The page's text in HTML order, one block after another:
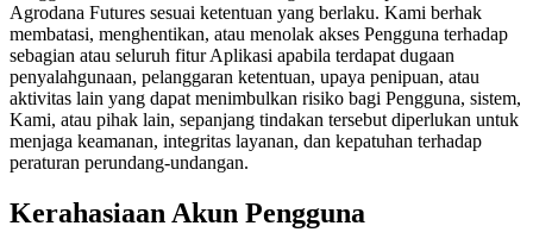
Agrodana Futures sesuai ketentuan yang berlaku. Kami berhak
membatasi, menghentikan, atau menolak akses Pengguna terhadap
sebagian atau seluruh fitur Aplikasi apabila terdapat dugaan
penyalahgunaan, pelanggaran ketentuan, upaya penipuan, atau
aktivitas lain yang dapat menimbulkan risiko bagi Pengguna, sistem,
Kami, atau pihak lain, sepanjang tindakan tersebut diperlukan untuk
menjaga keamanan, integritas layanan, dan kepatuhan terhadap
peraturan perundang-undangan.
Kerahasiaan Akun Pengguna